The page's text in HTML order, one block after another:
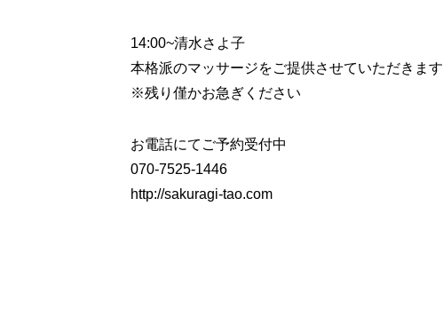
14:00~清水さよ子
本格派のマッサージをご提供させていただきます
※残り僅かお急ぎください
お電話にてご予約受付中
070-7525-1446
http://sakuragi-tao.com